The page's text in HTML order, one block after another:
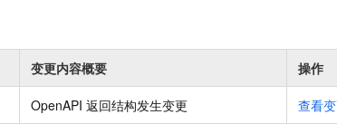
变更内容概要 操作
OpenAPI 返回结构发生变更 查看